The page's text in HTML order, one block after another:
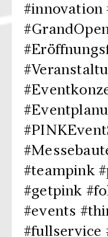
#innovation
#teampink
#getpink
#events
#fullservice